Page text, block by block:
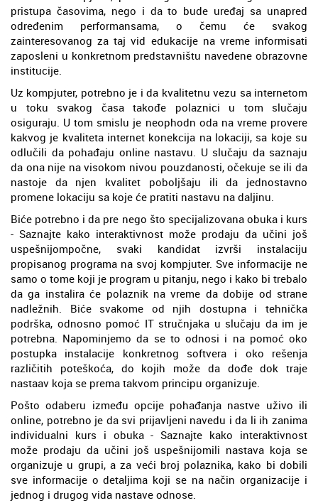
pristupa časovima, nego i da to bude uređaj sa unapred
određenim performansama, o čemu će svakog
zainteresovanog za taj vid edukacije na vreme informisati
zaposleni u konkretnom predstavništu navedene obrazovne
institucije.
Uz kompjuter, potrebno je i da kvalitetnu vezu sa internetom
u toku svakog časa takođe polaznici u tom slučaju
osiguraju. U tom smislu je neophodn oda na vreme provere
kakvog je kvaliteta internet konekcija na lokaciji, sa koje su
odlučili da pohađaju online nastavu. U slučaju da saznaju
da ona nije na visokom nivou pouzdanosti, očekuje se ili da
nastoje da njen kvalitet poboljšaju ili da jednostavno
promene lokaciju sa koje će pratiti nastavu na daljinu.
Biće potrebno i da pre nego što specijalizovana obuka i kurs
- Saznajte kako interaktivnost može prodaju da učini još
uspešnijompočne, svaki kandidat izvrši instalaciju
propisanog programa na svoj kompjuter. Sve informacije ne
samo o tome koji je program u pitanju, nego i kako bi trebalo
da ga instalira će polaznik na vreme da dobije od strane
nadležnih. Biće svakome od njih dostupna i tehnička
podrška, odnosno pomoć IT stručnjaka u slučaju da im je
potrebna. Napominjemo da se to odnosi i na pomoć oko
postupka instalacije konkretnog softvera i oko rešenja
različitih poteškoća, do kojih može da dođe dok traje
nastaav koja se prema takvom principu organizuje.
Pošto odaberu između opcije pohađanja nastve uživo ili
online, potrebno je da svi prijavljeni navedu i da li ih zanima
individualni kurs i obuka - Saznajte kako interaktivnost
može prodaju da učini još uspešnijomili nastava koja se
organizuje u grupi, a za veći broj polaznika, kako bi dobili
sve informacije o detaljima koji se na način organizacije i
jednog i drugog vida nastave odnose.